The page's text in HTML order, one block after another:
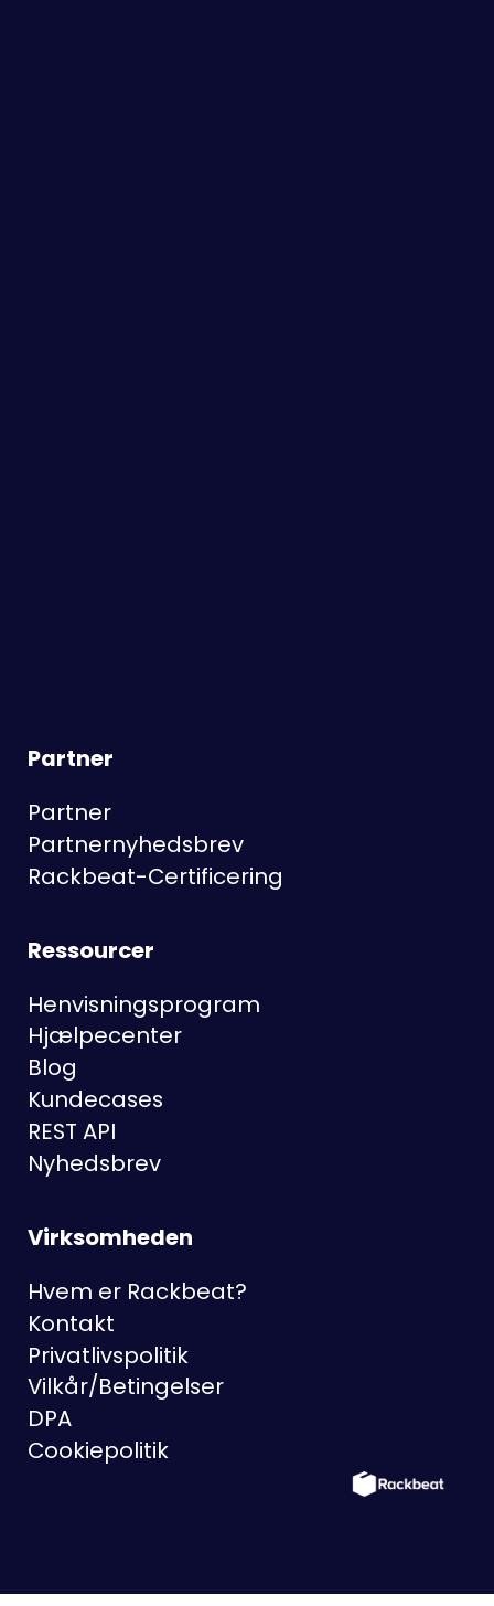
Partner
Partner
Partnernyhedsbrev
Rackbeat-Certificering
Ressourcer
Henvisningsprogram
Hjælpecenter
Blog
Kundecases
REST API
Nyhedsbrev
Virksomheden
Hvem er Rackbeat?
Kontakt
Privatlivspolitik
Vilkår/Betingelser
DPA
Cookiepolitik